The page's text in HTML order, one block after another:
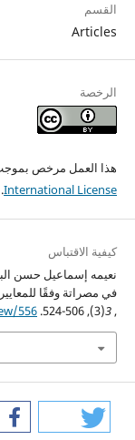
القسم
Articles
الرخصة
هذا العمل مرخص
International License
.
كيفية الاقتباس
في مصراتة وفقًا
,
3
(3), 506-524.
556